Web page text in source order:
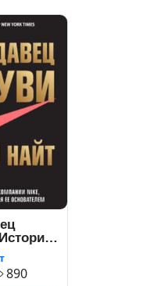
Nike,
ее
890